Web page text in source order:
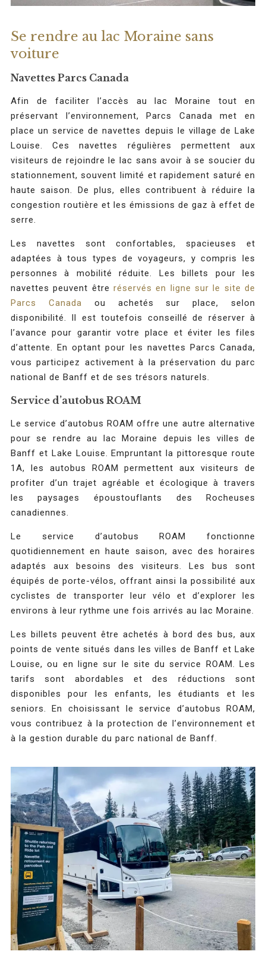
Se rendre au lac Moraine sans
voiture
Navettes Parcs Canada
Afin de faciliter l’accès au lac Moraine tout en
préservant l’environnement, Parcs Canada met en
place un service de navettes depuis le village de Lake
Louise. Ces navettes régulières permettent aux
visiteurs de rejoindre le lac sans avoir à se soucier du
stationnement, souvent limité et rapidement saturé en
haute saison. De plus, elles contribuent à réduire la
congestion routière et les émissions de gaz à effet de
serre.
Les navettes sont confortables, spacieuses et
adaptées à tous types de voyageurs, y compris les
personnes à mobilité réduite. Les billets pour les
navettes peuvent être réservés en ligne sur le site de
Parcs Canada ou achetés sur place, selon
disponibilité. Il est toutefois conseillé de réserver à
l’avance pour garantir votre place et éviter les files
d’attente. En optant pour les navettes Parcs Canada,
vous participez activement à la préservation du parc
national de Banff et de ses trésors naturels.
Service d’autobus ROAM
Le service d’autobus ROAM offre une autre alternative
pour se rendre au lac Moraine depuis les villes de
Banff et Lake Louise. Empruntant la pittoresque route
1A, les autobus ROAM permettent aux visiteurs de
profiter d’un trajet agréable et écologique à travers
les paysages époustouflants des Rocheuses
canadiennes.
Le service d’autobus ROAM fonctionne
quotidiennement en haute saison, avec des horaires
adaptés aux besoins des visiteurs. Les bus sont
équipés de porte-vélos, offrant ainsi la possibilité aux
cyclistes de transporter leur vélo et d’explorer les
environs à leur rythme une fois arrivés au lac Moraine.
Les billets peuvent être achetés à bord des bus, aux
points de vente situés dans les villes de Banff et Lake
Louise, ou en ligne sur le site du service ROAM. Les
tarifs sont abordables et des réductions sont
disponibles pour les enfants, les étudiants et les
seniors. En choisissant le service d’autobus ROAM,
vous contribuez à la protection de l’environnement et
à la gestion durable du parc national de Banff.